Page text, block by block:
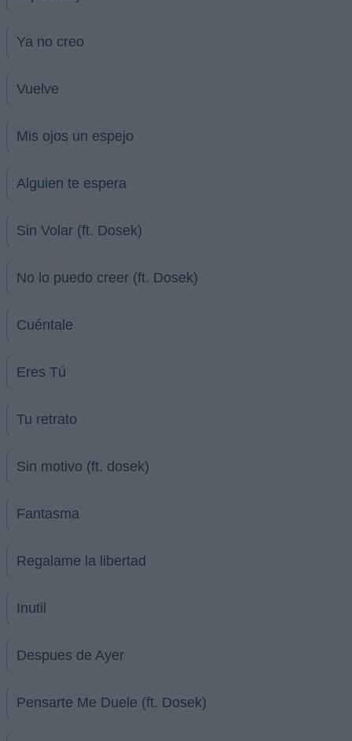
Ya no creo
Vuelve
Mis ojos un espejo
Alguien te espera
Sin Volar (ft. Dosek)
No lo puedo creer (ft. Dosek)
Cuéntale
Eres Tú
Tu retrato
Sin motivo (ft. dosek)
Fantasma
Regalame la libertad
Inutil
Despues de Ayer
Pensarte Me Duele (ft. Dosek)